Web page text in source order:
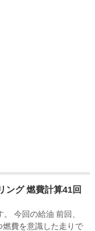
ング 燃費計算41回
今回の給油 前回、
燃費を意識した走りで